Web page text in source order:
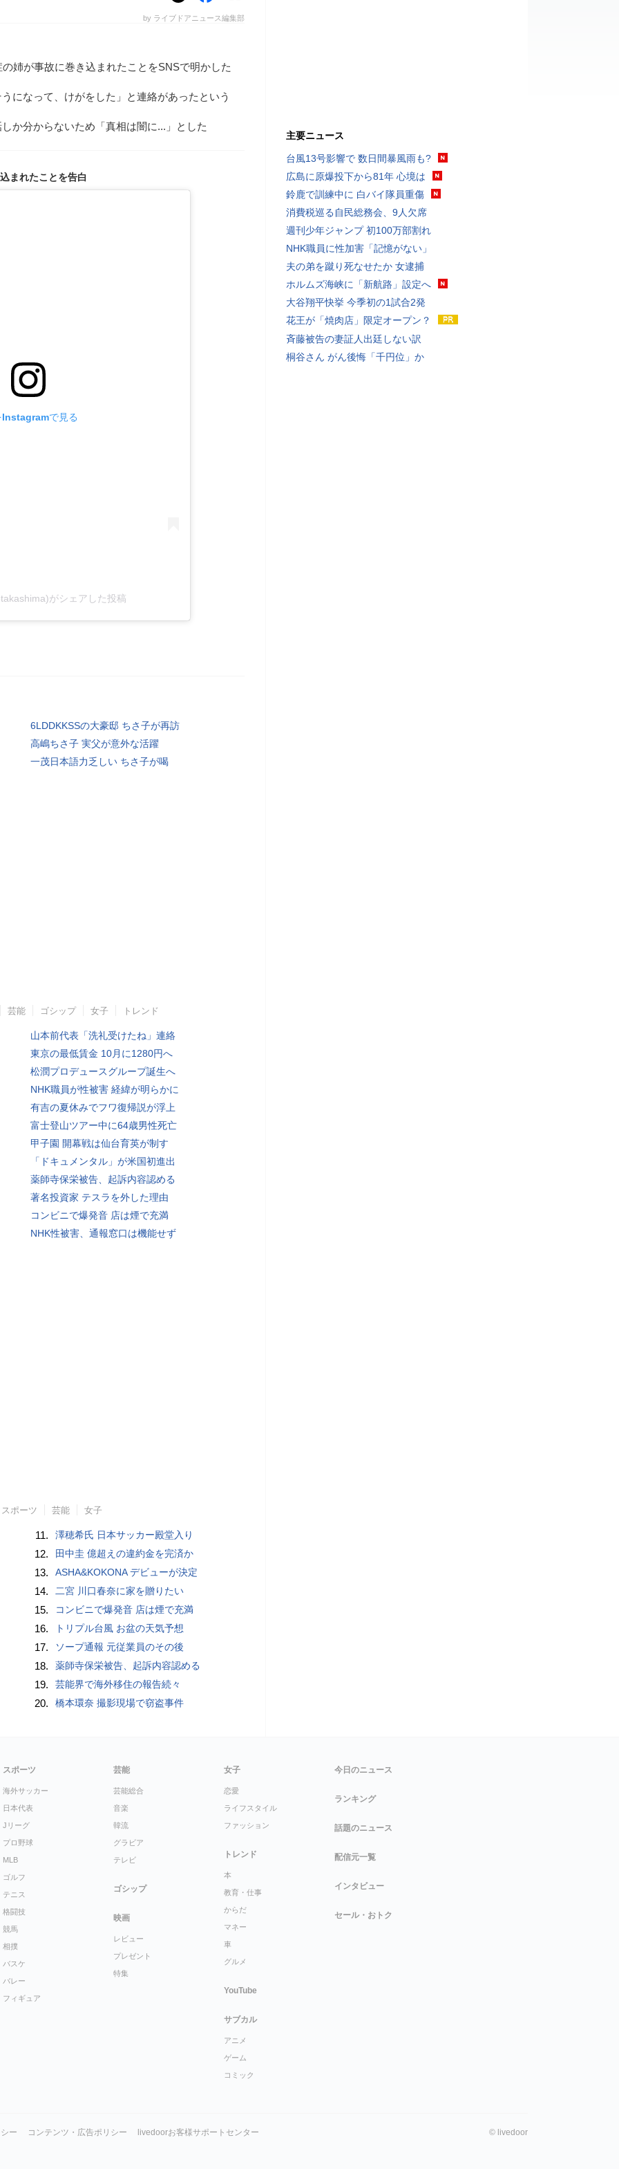
by ライブドアニュース編集部
姉が事故に巻き込まれたことをSNSで明かした
になって、けがをした」と連絡があったという
か分からないため「真相は闇に...」とした
まれたことを告白
Instagramで見る
がシェアした投稿
6LDDKKSSの大豪邸 ちさ子が再訪
高嶋ちさ子 実父が意外な活躍
一茂日本語力乏しい ちさ子が喝
芸能 ゴシップ 女子 トレンド
山本前代表「洗礼受けたね」連絡
東京の最低賃金 10月に1280円へ
松潤プロデュースグループ誕生へ
NHK職員が性被害 経緯が明らかに
有吉の夏休みでフワ復帰説が浮上
富士登山ツアー中に64歳男性死亡
甲子園 開幕戦は仙台育英が制す
「ドキュメンタル」が米国初進出
薬師寺保栄被告、起訴内容認める
著名投資家 テスラを外した理由
コンビニで爆発音 店は煙で充満
NHK性被害、通報窓口は機能せず
スポーツ 芸能 女子
11. 澤穂希氏 日本サッカー殿堂入り
12. 田中圭 億超えの違約金を完済か
13. ASHA&KOKONA デビューが決定
14. 二宮 川口春奈に家を贈りたい
15. コンビニで爆発音 店は煙で充満
16. トリプル台風 お盆の天気予想
17. ソープ通報 元従業員のその後
18. 薬師寺保栄被告、起訴内容認める
19. 芸能界で海外移住の報告続々
20. 橋本環奈 撮影現場で窃盗事件
主要ニュース
台風13号影響で 数日間暴風雨も?
広島に原爆投下から81年 心境は
鈴鹿で訓練中に 白バイ隊員重傷
消費税巡る自民総務会、9人欠席
週刊少年ジャンプ 初100万部割れ
NHK職員に性加害「記憶がない」
夫の弟を蹴り死なせたか 女逮捕
ホルムズ海峡に「新航路」設定へ
大谷翔平快挙 今季初の1試合2発
花王が「焼肉店」限定オープン？
斉藤被告の妻証人出廷しない訳
桐谷さん がん後悔「千円位」か
スポーツ
海外サッカー
日本代表
Jリーグ
プロ野球
MLB
ゴルフ
テニス
格闘技
競馬
相撲
バスケ
バレー
フィギュア
芸能
芸能総合
音楽
韓流
グラビア
テレビ
ゴシップ
映画
レビュー
プレゼント
特集
女子
恋愛
ライフスタイル
ファッション
トレンド
本
教育・仕事
からだ
マネー
車
グルメ
YouTube
サブカル
アニメ
ゲーム
コミック
今日のニュース
ランキング
話題のニュース
配信元一覧
インタビュー
セール・おトク
ー コンテンツ・広告ポリシー livedoorお客様サポートセンター © livedoor